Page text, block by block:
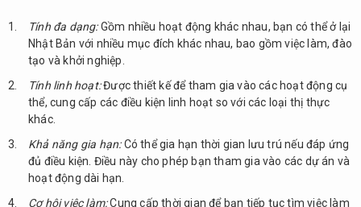
Tính đa dạng:Gồm nhiều hoạt động khác nhau, bạn có thể ở lại
Nhật Bản với nhiều mục đích khác nhau, bao gồm việc làm, đào
tạo và khởi nghiệp.
Tính linh hoạt:Được thiết kế để tham gia vào các hoạt động cụ
thể, cung cấp các điều kiện linh hoạt so với các loại thị thực
khác.
Khả năng gia hạn:Có thể gia hạn thời gian lưu trú nếu đáp ứng
đủ điều kiện. Điều này cho phép bạn tham gia vào các dự án và
hoạt động dài hạn.
Cơ hội việc làm:Cung cấp thời gian để bạn tiếp tục tìm việc làm